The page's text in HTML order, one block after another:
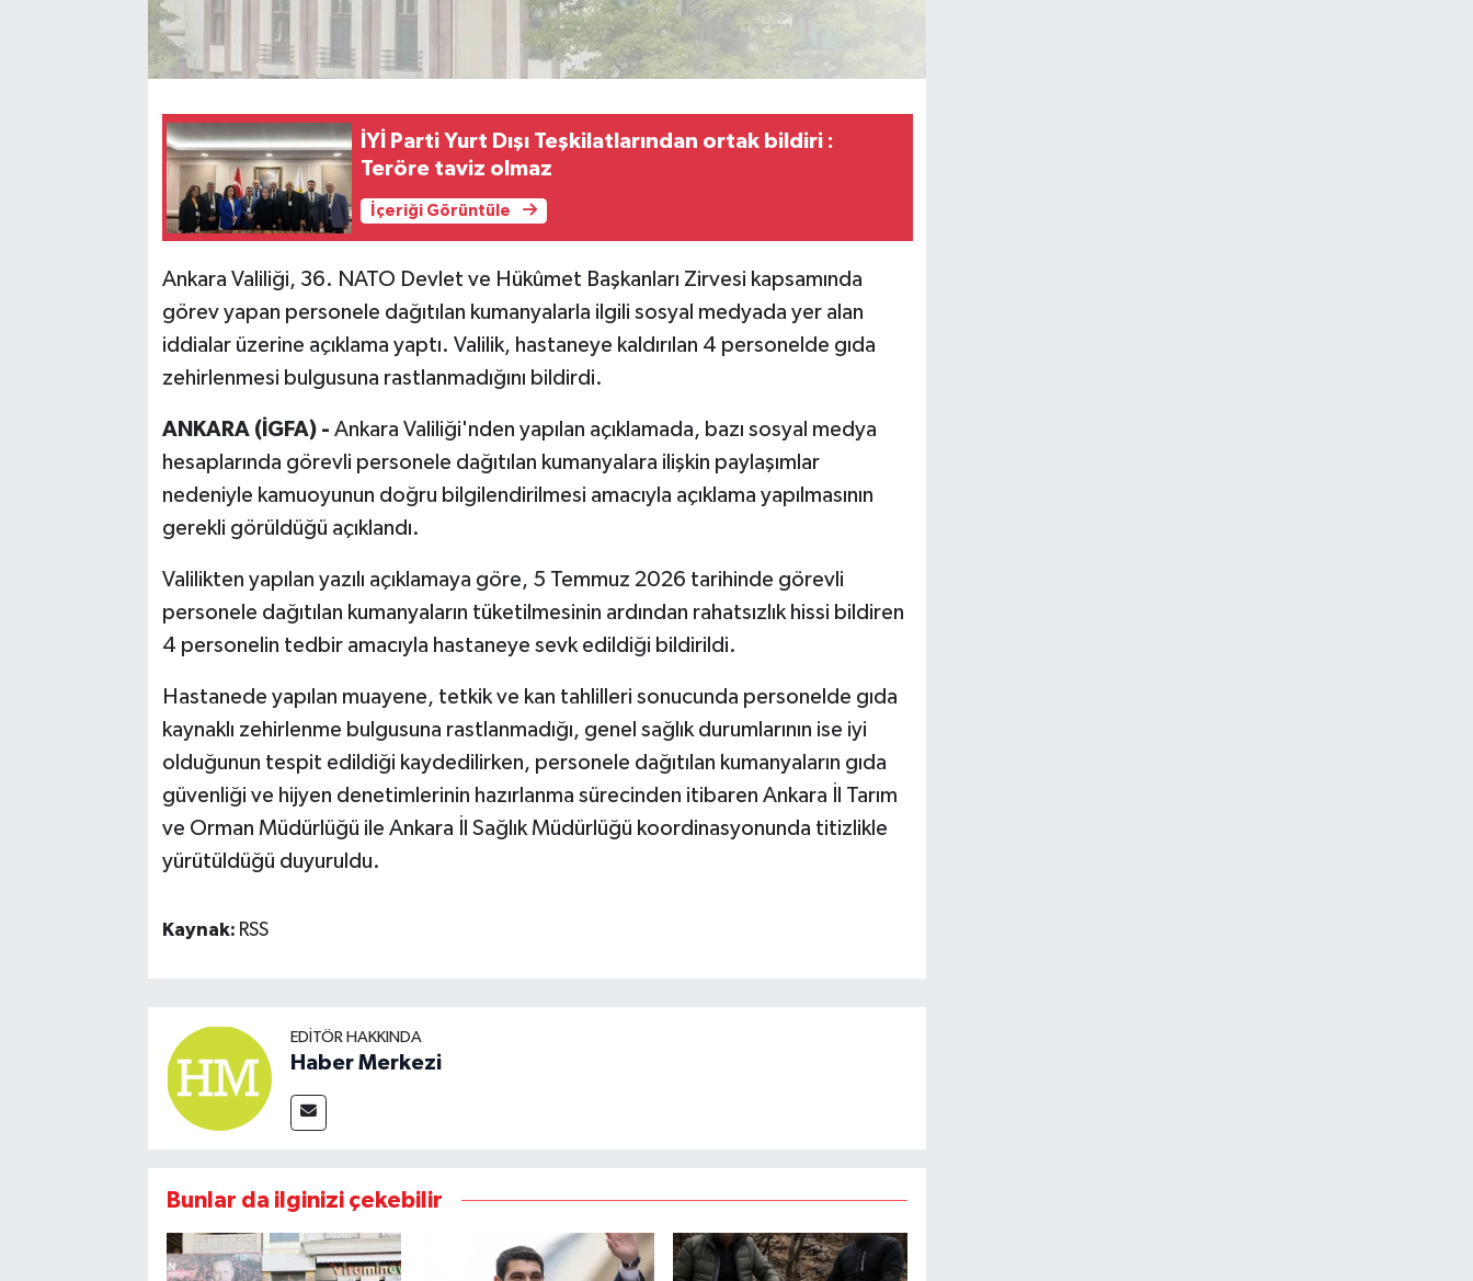
İYİ Parti Yurt Dışı Teşkilatlarından ortak bildiri :
Teröre taviz olmaz
İçeriği Görüntüle
Ankara Valiliği, 36. NATO Devlet ve Hükûmet Başkanları Zirvesi kapsamında
görev yapan personele dağıtılan kumanyalarla ilgili sosyal medyada yer alan
iddialar üzerine açıklama yaptı. Valilik, hastaneye kaldırılan 4 personelde gıda
zehirlenmesi bulgusuna rastlanmadığını bildirdi.
ANKARA (İGFA) - Ankara Valiliği'nden yapılan açıklamada, bazı sosyal medya
hesaplarında görevli personele dağıtılan kumanyalara ilişkin paylaşımlar
nedeniyle kamuoyunun doğru bilgilendirilmesi amacıyla açıklama yapılmasının
gerekli görüldüğü açıklandı.
Valilikten yapılan yazılı açıklamaya göre, 5 Temmuz 2026 tarihinde görevli
personele dağıtılan kumanyaların tüketilmesinin ardından rahatsızlık hissi bildiren
4 personelin tedbir amacıyla hastaneye sevk edildiği bildirildi.
Hastanede yapılan muayene, tetkik ve kan tahlilleri sonucunda personelde gıda
kaynaklı zehirlenme bulgusuna rastlanmadığı, genel sağlık durumlarının ise iyi
olduğunun tespit edildiği kaydedilirken, personele dağıtılan kumanyaların gıda
güvenliği ve hijyen denetimlerinin hazırlanma sürecinden itibaren Ankara İl Tarım
ve Orman Müdürlüğü ile Ankara İl Sağlık Müdürlüğü koordinasyonunda titizlikle
yürütüldüğü duyuruldu.
Kaynak: RSS
EDITÖR HAKKINDA
Haber Merkezi
Bunlar da ilginizi çekebilir